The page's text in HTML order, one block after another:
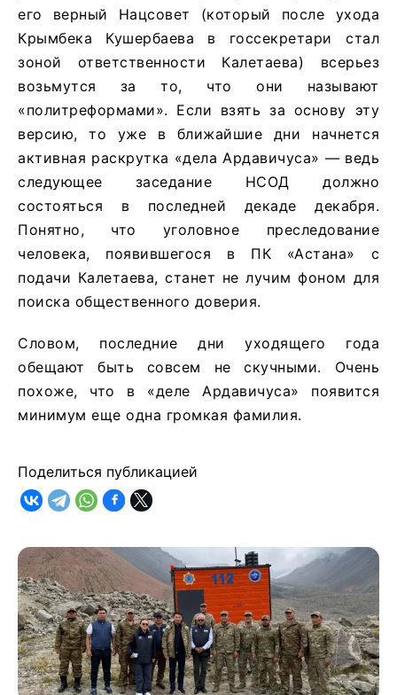
его верный Нацсовет (который после ухода
Крымбека Кушербаева в госсекретари стал
зоной ответственности Калетаева) всерьез
возьмутся за то, что они называют
«политреформами». Если взять за основу эту
версию, то уже в ближайшие дни начнется
активная раскрутка «дела Ардавичуса» — ведь
следующее заседание НСОД должно
состояться в последней декаде декабря.
Понятно, что уголовное преследование
человека, появившегося в ПК «Астана» с
подачи Калетаева, станет не лучим фоном для
поиска общественного доверия.
Словом, последние дни уходящего года
обещают быть совсем не скучными. Очень
похоже, что в «деле Ардавичуса» появится
минимум еще одна громкая фамилия.
Поделиться публикацией